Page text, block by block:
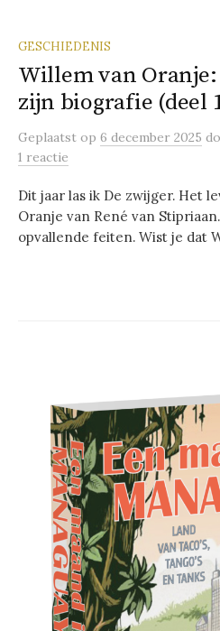
GESCHIEDENIS
Willem van
zijn biografie (deel
Geplaatst op 6 december 2025
1 reactie
Dit jaar las ik De zwijger. Het
Oranje van René van
opvallende feiten. Wist je dat